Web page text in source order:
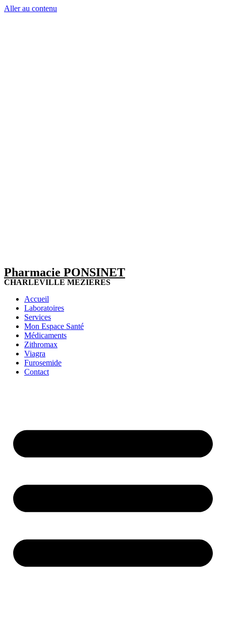
Aller au contenu
Pharmacie PONSINET
CHARLEVILLE MEZIERES
Accueil
Laboratoires
Services
Mon Espace Santé
Médicaments
Zithromax
Viagra
Furosemide
Contact